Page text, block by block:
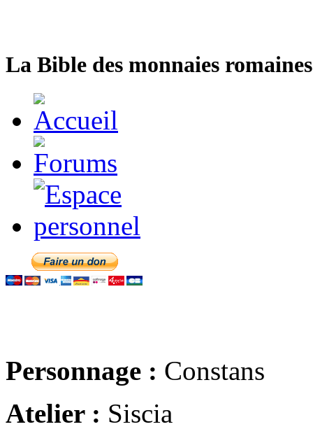
La Bible des monnaies
Personnage : Constans
Atelier : Siscia